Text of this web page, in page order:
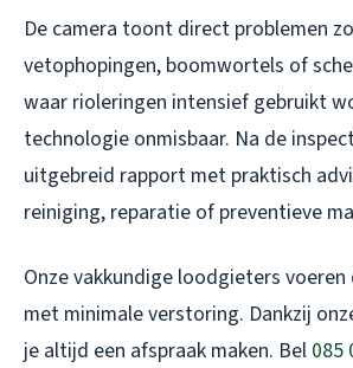
De camera toont direct problemen
vetophopingen, boomwortels of
waar rioleringen intensief gebruikt
technologie onmisbaar. Na de
uitgebreid rapport met praktisch
reiniging, reparatie of preventieve
Onze vakkundige loodgieters
met minimale verstoring. Dankzij
je altijd een afspraak maken. Bel 085